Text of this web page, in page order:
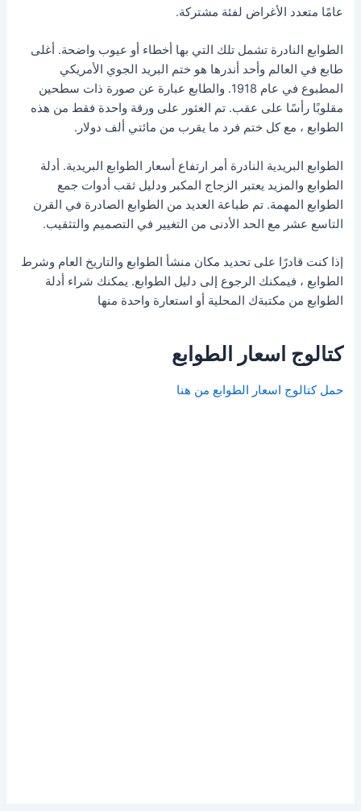
عامًا متعدد الأغراض لفئة مشتركة.
الطوابع النادرة تشمل تلك التي بها أخطاء أو عيوب واضحة. أغلى
طابع في العالم وأحد أندرها هو ختم البريد الجوي الأمريكي
المطبوع في عام 1918. والطابع عبارة عن صورة ذات سطحين
مقلوبًا رأسًا على عقب. تم العثور على ورقة واحدة فقط من هذه
الطوابع ، مع كل ختم فرد ما يقرب من مائتي ألف دولار.
الطوابع البريدية النادرة أمر ارتفاع أسعار الطوابع البريدية. أدلة
الطوابع والمزيد يعتبر الزجاج المكبر ودليل ثقب أدوات جمع
الطوابع المهمة. تم طباعة العديد من الطوابع الصادرة في القرن
التاسع عشر مع الحد الأدنى من التغيير في التصميم والتثقيب.
إذا كنت قادرًا على تحديد مكان منشأ الطوابع والتاريخ العام وشرط
الطوابع ، فيمكنك الرجوع إلى دليل الطوابع. يمكنك شراء أدلة
الطوابع من مكتبةك المحلية أو استعارة واحدة منها
كتالوج اسعار الطوابع
حمل كتالوج اسعار الطوابع من هنا